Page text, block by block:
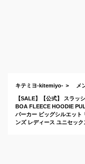
キテミヨ-kitemiyo- メ
【SALE】【公式】 スラッ
BOA FLEECE HOODIE
パーカー ビッグシルエット
ンズ レディース ユニセッ